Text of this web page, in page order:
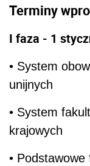
Terminy
I faza - 1
• System
unijnych
• System
krajowych
•